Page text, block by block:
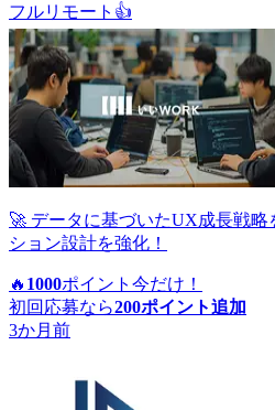
フルリモート 👍
🚀 データに基づいたUX成長戦
ション設計を強化！
🔥 1000ポイント 今だけ！
初回応募なら200ポイント追加
3か月前